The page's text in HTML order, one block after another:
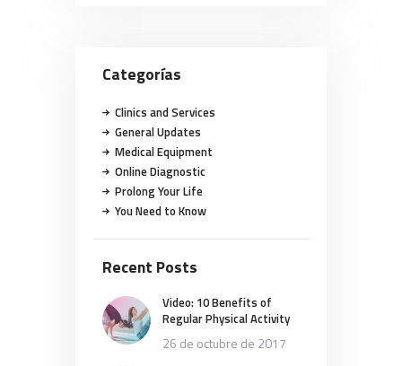
Categorías
Clinics and Services
General Updates
Medical Equipment
Online Diagnostic
Prolong Your Life
You Need to Know
Recent Posts
Video: 10 Benefits of
Regular Physical Activity
26 de octubre de 2017